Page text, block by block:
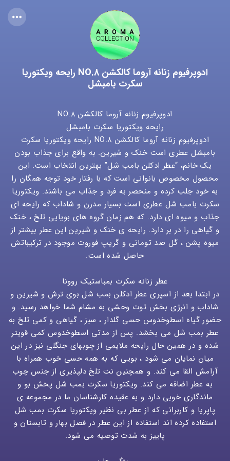
ادوپرفیوم زنانه آروما کالکشن NO.8 رایحه ویکتوریا
سکرت بامبشل
ادوپرفیوم زنانه آروما کالکشن NO.8
رایحه ویکتوریا سکرت بامبشل
ادوپرفیوم زنانه آروما کالکشن NO.8 رایحه ویکتوریا سکرت
بامبشل عطری است خنک و شیرین. به واقع برای جذاب بودن
یک خانم، “عطر ادکلن بامب شل” بهترین انتخاب است. این
محصول مخصوص بانوانی است که با رفتار خود توجه همگان را
به خود جلب کرده و منحصر به فرد و جذاب می باشند. ویکتوریا
سکرت بامب شل عطری است بسیار مدرن و شاداب که رایحه ای
جذاب و میوه ای دارد. که هم زمان گروه های بویایی تلخ ، خنک
و گیاهی را در بر دارد. رایحه ی خنک و شیرین این عطر بیشتر از
میوه پشن ، گل صد تومانی و گریپ فوروت موجود در ترکیباتش
حاصل شده است.
عطر زنانه سکرت بمباستیک روونا
در ابتدا بعد از اسپری عطر ادکلن بمب شل بوی ترش و شیرین و
شاداب و انرژی بخش توت وحشی به مشام شما خواهد رسید. و
حضور گیاه اسطوخدوس حسی گلدار ، سبز ، گیاهی و کمی تلخ به
عطر بمب شل می بخشد. پس از مدتی اسطوخدوس کمی قویتر
شده و در همین حال رایحه ملایمی از چوبهای جنگلی نیز در این
میان نمایان می شود ، بویی که به همه حسی خوب همراه با
آرامش القا می کند. و همچنین نت تلخ دلپذیری از جنس چوب
به عطر اضافه می کند. ویکتوریا سکرت بمب شل پخش بو و
ماندگاری خوبی دارد و به عقیده کارشناسان ما در مجموعه ی
پاپریا و کاربرانی که از عطر بی نظیر ویکتوریا سکرت بمب شل
استفاده کرده اند استفاده از این عطر در فصل بهار و تابستان و
پاییز به شدت توصیه می شود.